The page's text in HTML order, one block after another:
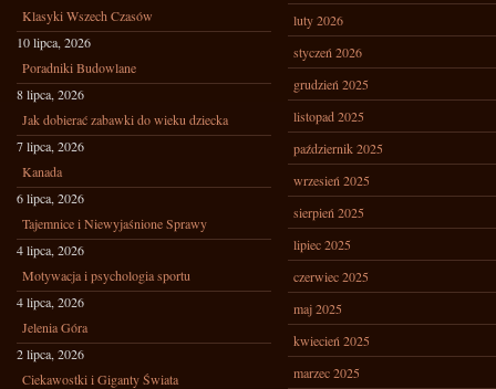
Klasyki Wszech Czasów
10 lipca, 2026
Poradniki Budowlane
8 lipca, 2026
Jak dobierać zabawki do wieku dziecka
7 lipca, 2026
Kanada
6 lipca, 2026
Tajemnice i Niewyjaśnione Sprawy
4 lipca, 2026
Motywacja i psychologia sportu
4 lipca, 2026
Jelenia Góra
2 lipca, 2026
Ciekawostki i Giganty Świata
luty 2026
styczeń 2026
grudzień 2025
listopad 2025
październik 2025
wrzesień 2025
sierpień 2025
lipiec 2025
czerwiec 2025
maj 2025
kwiecień 2025
marzec 2025